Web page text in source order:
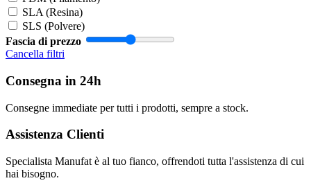
SLA (Resina)
SLS (Polvere)
Fascia di prezzo
Cancella filtri
Consegna in 24h
Consegne immediate per tutti i prodotti, sempre a stock.
Assistenza Clienti
Specialista Manufat è al tuo fianco, offrendoti tutta l'assistenza di cui
hai bisogno.